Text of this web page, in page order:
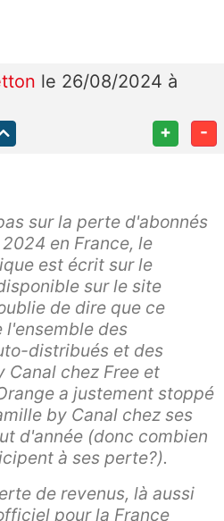
le 26/08/2024 à
+ -
sur la perte d'abonnés
en France, le
est écrit sur le
sur le site
de dire que ce
l'ensemble des
distribués et des
Canal chez Free et
a justement stoppé
by Canal chez ses
d'année (donc combien
à ses perte?).
de revenus, là aussi
pour la France